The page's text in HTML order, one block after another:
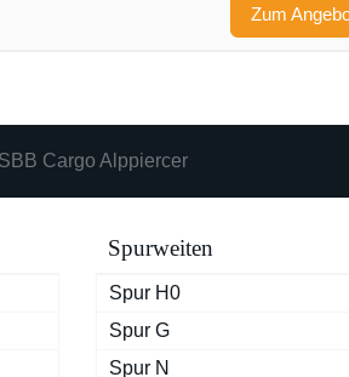
Zum
Cargo Alppiercer
Spurweiten
Spur H0
Spur G
Spur N